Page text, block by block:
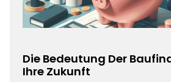
Die Bedeutung Der
Ihre Zukunft